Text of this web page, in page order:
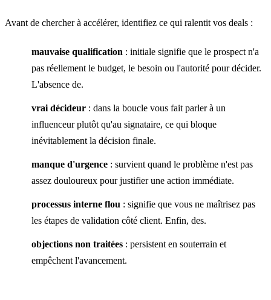
Avant de chercher à accélérer, identifiez ce qui ralentit vos deals :
mauvaise qualification : initiale signifie que le prospect n'a
pas réellement le budget, le besoin ou l'autorité pour décider.
L'absence de.
vrai décideur : dans la boucle vous fait parler à un
influenceur plutôt qu'au signataire, ce qui bloque
inévitablement la décision finale.
manque d'urgence : survient quand le problème n'est pas
assez douloureux pour justifier une action immédiate.
processus interne flou : signifie que vous ne maîtrisez pas
les étapes de validation côté client. Enfin, des.
objections non traitées : persistent en souterrain et
empêchent l'avancement.